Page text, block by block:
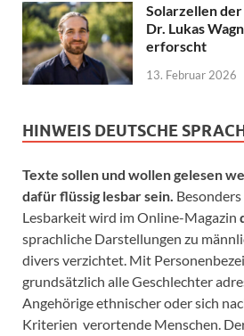
Solarzellen
Dr. Lukas
erforscht
13. Februar 2026
HINWEIS DEUTSCHE
Texte sollen und wollen gelesen
dafür flüssig lesbar sein.
Lesbarkeit wird im Online-Magazin
sprachliche Darstellungen zu
divers verzichtet. Mit
grundsätzlich alle Geschlechter
Angehörige ethnischer oder sich
Kriterien verortende Menschen.